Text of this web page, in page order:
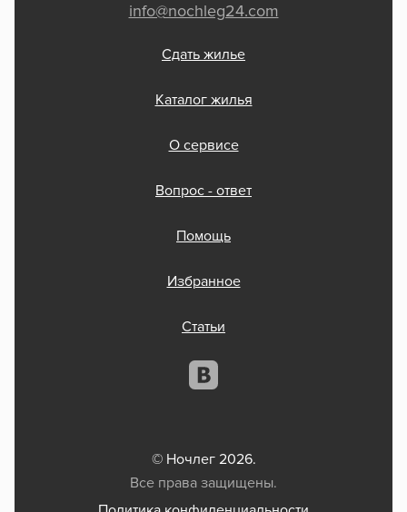
info@nochleg24.com
Сдать жилье
Каталог жилья
О сервисе
Вопрос - ответ
Помощь
Избранное
Статьи
© Ночлег 2026.
Все права защищены.